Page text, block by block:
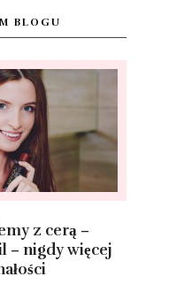
BLOGU
z cerą –
– nigdy więcej